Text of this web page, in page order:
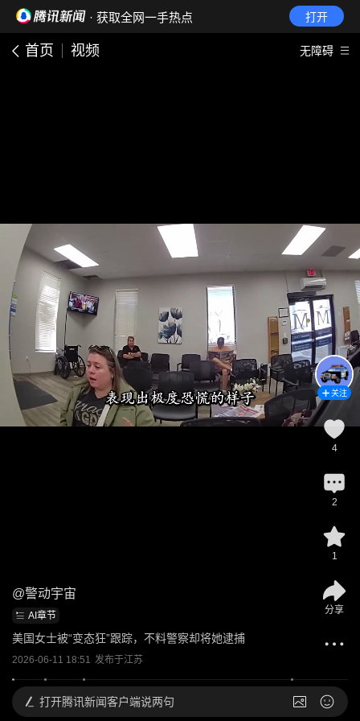
· 获取全网一手热点 打开
首页 视频 无障碍
@警动宇宙
AI章节
美国女士被“变态狂”跟踪，不料警察却将她逮捕
2026-06-11 18:51 发布于江苏
关注
4
2
1
分享
打开腾讯新闻客户端说两句